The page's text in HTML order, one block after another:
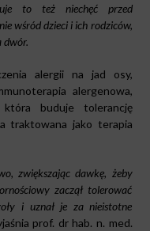
to też niechęć przed
wśród dzieci i ich rodziców,
dwór.
alergii na jad osy,
alergenowa,
która buduje tolerancję
traktowana jako terapia
zwiększając dawkę, żeby
zaczął tolerować
i uznał je za nieistotne
prof. dr hab. n. med.